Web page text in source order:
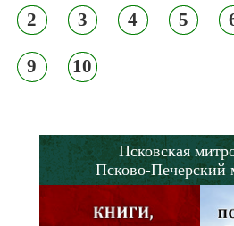
2 3 4 5
9 10
Псковская
Псково-Печерский